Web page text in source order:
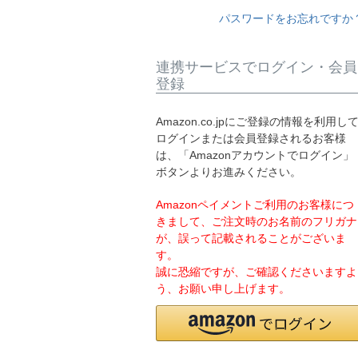
パスワードをお忘れですか
連携サービスでログイン・会員
登録
Amazon.co.jpにご登録の情報を利用して
ログインまたは会員登録されるお客様
は、「Amazonアカウントでログイン」
ボタンよりお進みください。
Amazonペイメントご利用のお客様につ
きまして、ご注文時のお名前のフリガナ
が、誤って記載されることがございま
す。
誠に恐縮ですが、ご確認くださいますよ
う、お願い申し上げます。